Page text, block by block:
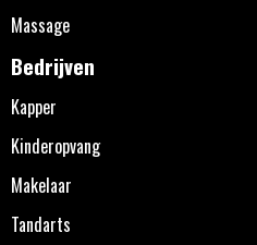
Massage
Bedrijven
Kapper
Kinderopvang
Makelaar
Tandarts